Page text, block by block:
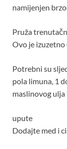
namijenjen
Pruža
Ovo je
Potrebni su
pola limuna, 1
maslinovog
upute
Dodajte med i